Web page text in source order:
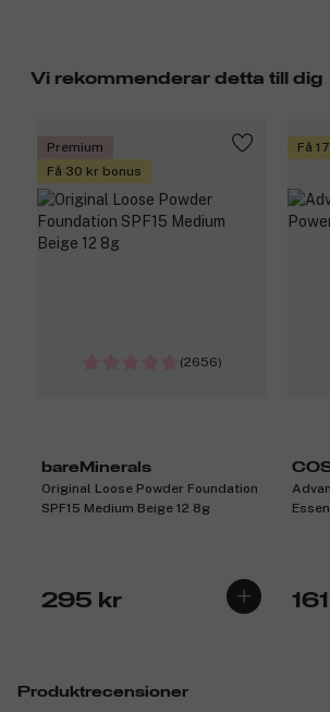
Vi rekommenderar detta till dig
Premium
Få 30 kr bonus
(2656)
bareMinerals
Original Loose Powder Foundation
SPF15 Medium Beige 12 8g
295 kr
Få
Produktrecensioner